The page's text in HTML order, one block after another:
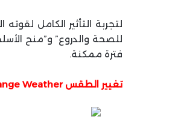
للصحة والدروع” و”منح
فترة ممكنة.
تغيير الطقس Change Weather